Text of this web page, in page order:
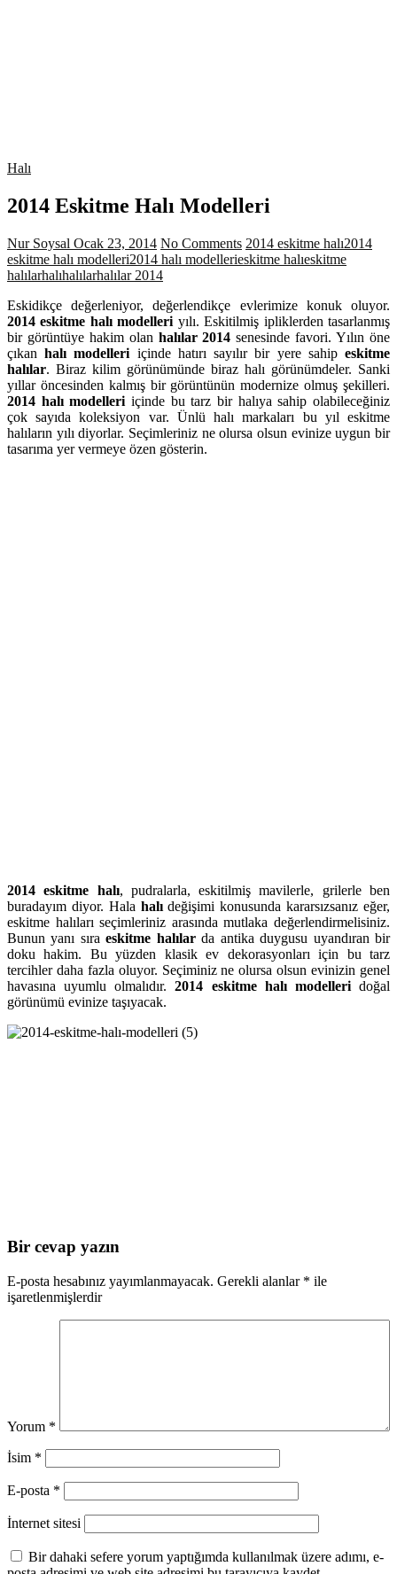
Halı
2014 Eskitme Halı Modelleri
Nur Soysal Ocak 23, 2014 No Comments 2014 eskitme halı2014
eskitme halı modelleri2014 halı modellerieskitme halıeskitme
halılarhalıhalılarhalılar 2014
Eskidikçe değerleniyor, değerlendikçe evlerimize konuk oluyor.
2014 eskitme halı modelleri yılı. Eskitilmiş ipliklerden tasarlanmış
bir görüntüye hakim olan halılar 2014 senesinde favori. Yılın öne
çıkanhalı modelleri içinde hatırı sayılır bir yere sahipeskitme
halılar. Biraz kilim görünümünde biraz halı görünümdeler. Sanki
yıllar öncesinden kalmış bir görüntünün modernize olmuş şekilleri.
2014 halı modelleri içinde bu tarz bir halıya sahip olabileceğiniz
çok sayıda koleksiyon var. Ünlü halı markaları bu yıl eskitme
halıların yılı diyorlar. Seçimleriniz ne olursa olsun evinize uygun bir
tasarıma yer vermeye özen gösterin.
2014 eskitme halı, pudralarla, eskitilmiş mavilerle, grilerle ben
buradayım diyor. Hala halıdeğişimi konusunda kararsızsanız eğer,
eskitme halıları seçimleriniz arasında mutlaka değerlendirmelisiniz.
Bunun yanı sıraeskitme halılarda antika duygusu uyandıran bir
doku hakim. Bu yüzden klasik ev dekorasyonları için bu tarz
tercihler daha fazla oluyor. Seçiminiz ne olursa olsun evinizin genel
havasına uyumlu olmalıdır.2014 eskitme halı modelleridoğal
görünümü evinize taşıyacak.
Bir cevap yazın
E-posta hesabınız yayımlanmayacak. Gerekli alanlar * ile
işaretlenmişlerdir
Yorum *
İsim *
E-posta *
İnternet sitesi
Bir dahaki sefere yorum yaptığımda kullanılmak üzere adımı, e-